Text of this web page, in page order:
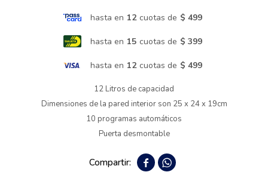
hasta en 12 cuotas de $ 499
hasta en 15 cuotas de $ 399
hasta en 12 cuotas de $ 499
12 Litros de capacidad
Dimensiones de la pared interior son 25 x 24 x 19cm
10 programas automáticos
Puerta desmontable
 
Bicicletas y más